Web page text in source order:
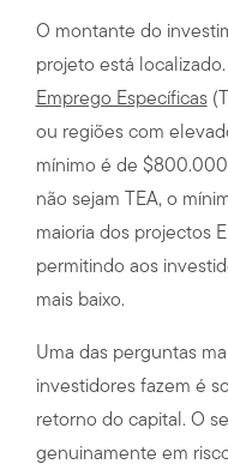
O montante do
projeto está
Emprego Específicas
ou regiões com
mínimo é de
não sejam TEA, o
maioria dos projectos
permitindo aos
mais baixo.
Uma das perguntas
investidores fazem é
retorno do capital. O
genuinamente em